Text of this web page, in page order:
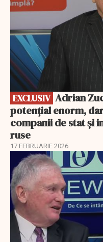
EXCLUSIV
potențial enorm,
companii de stat și
ruse
17 FEBRUARIE 2026
EXCLUSIV